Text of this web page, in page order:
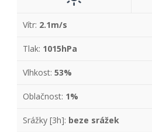
Vítr: 2.1m/s
Tlak: 1015hPa
Vlhkost: 53%
Oblačnost: 1%
Srážky [3h]: beze srážek